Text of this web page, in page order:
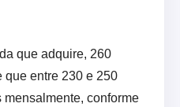
que adquire, 260
que entre 230 e 250
conforme